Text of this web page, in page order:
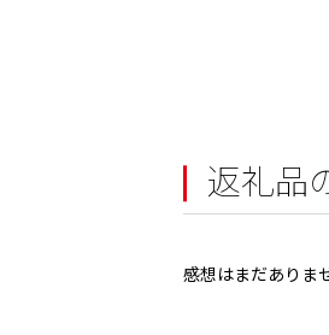
返礼品
感想はまだありま